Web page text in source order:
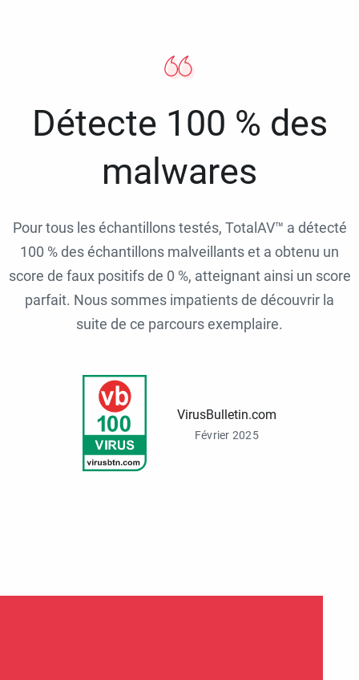
Détecte 100 % des
malwares
Pour tous les échantillons testés, TotalAV™ a détecté
100 % des échantillons malveillants et a obtenu un
score de faux positifs de 0 %, atteignant ainsi un score
parfait. Nous sommes impatients de découvrir la
suite de ce parcours exemplaire.
VirusBulletin.com
Février 2025